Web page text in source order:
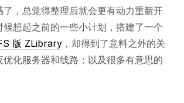
了，总觉得整理后就会更有动力重新开
想起之前的一些小计划，搭建了一个
版 ZLibrary ，却得到了意料之外的关
化服务器和线路；以及很多有意思的